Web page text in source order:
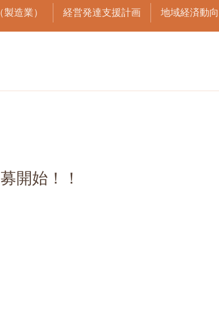
造業） 経営発達支援計画 地域経済動
開始！！